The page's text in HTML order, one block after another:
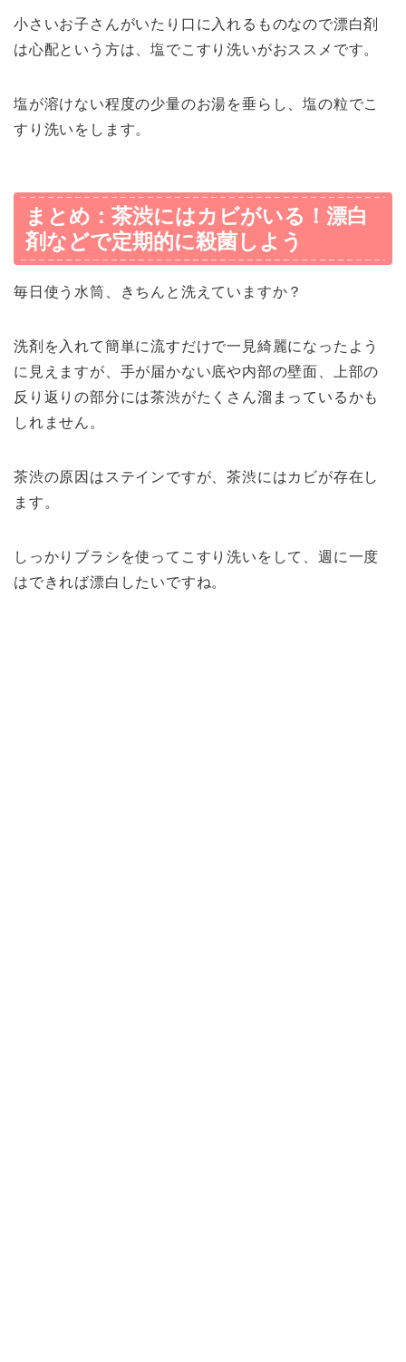
小さいお子さんがいたり口に入れるものなので漂白剤
は心配という方は、塩でこすり洗いがおススメです。
塩が溶けない程度の少量のお湯を垂らし、塩の粒でこ
すり洗いをします。
まとめ：茶渋にはカビがいる！漂白
剤などで定期的に殺菌しよう
毎日使う水筒、きちんと洗えていますか？
洗剤を入れて簡単に流すだけで一見綺麗になったよう
に見えますが、手が届かない底や内部の壁面、上部の
反り返りの部分には茶渋がたくさん溜まっているかも
しれません。
茶渋の原因はステインですが、茶渋にはカビが存在し
ます。
しっかりブラシを使ってこすり洗いをして、週に一度
はできれば漂白したいですね。